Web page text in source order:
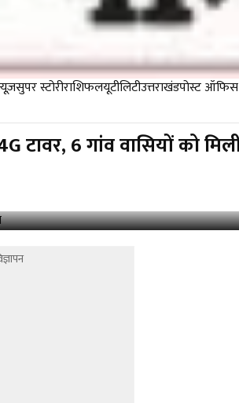
सुपर स्टोरीराशिफलयूटीलिटीउत्तराखंडपोस्ट ऑफिस
6 गांव वासियों को